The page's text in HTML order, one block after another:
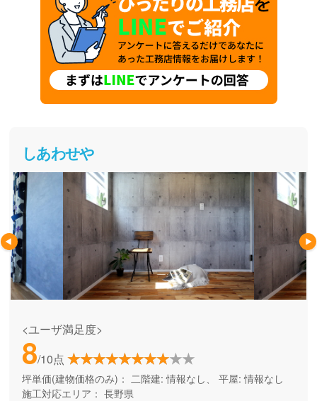
しあわせや
<ユーザ満足度>
8/10点
坪単価(建物価格のみ)： 二階建: 情報なし、 平屋: 情報なし
施工対応エリア： 長野県